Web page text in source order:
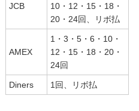
JCB
10・12・15・18・
20・24回、リボ払
AMEX
1・3・5・6・10・
12・15・18・20・
24回
Diners 1回、リボ払